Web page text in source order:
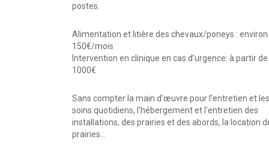
postes.
Alimentation et litière des chevaux/poneys : environ
150€/mois
Intervention en clinique en cas d’urgence: à partir de
1000€
Sans compter la main d’œuvre pour l’entretien et les
soins quotidiens, l’hébergement et l’entretien des
installations, des prairies et des abords, la location
prairies…